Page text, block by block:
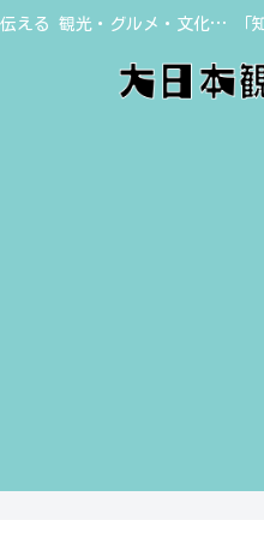
える 観光・グルメ・文化… 「